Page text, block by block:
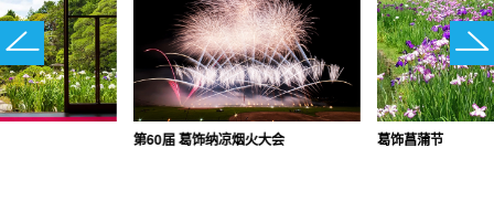
第60届 葛饰纳凉烟火大会 葛饰菖蒲节